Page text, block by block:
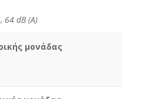
dB (A)
μονάδας